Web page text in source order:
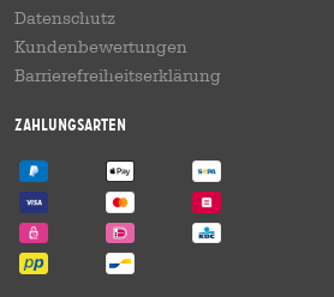
Datenschutz
Kundenbewertungen
Barrierefreiheitserklärung
Zahlungsarten